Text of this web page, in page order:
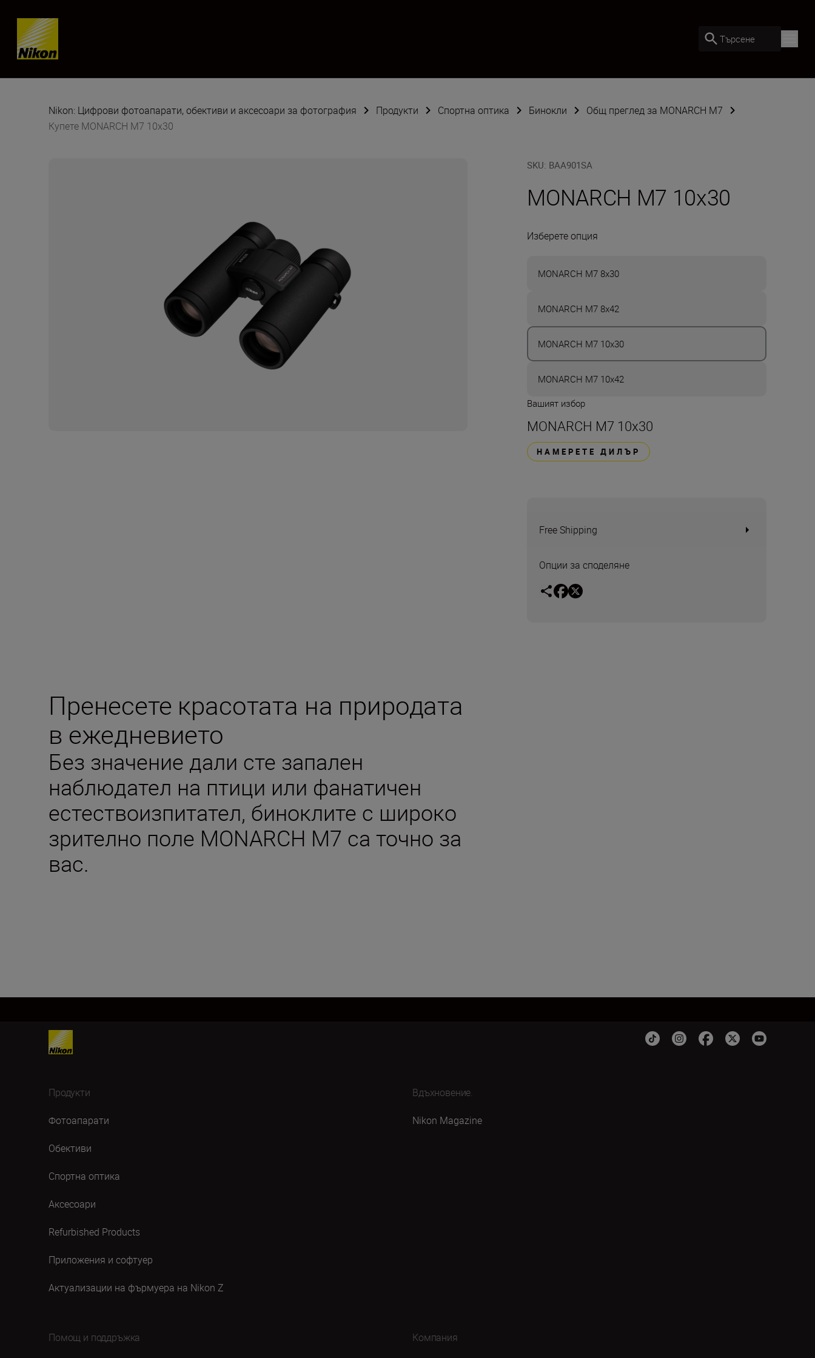
Skip content
Търсене
Nikon: Цифрови фотоапарати, обективи и аксесоари за фотография Продукти Спортна оптика Бинокли
Общ преглед за MONARCH M7
Купете MONARCH М7 10x30
SKU: BAA901SA
MONARCH М7 10x30
Изберете опция
MONARCH М7 8x30
MONARCH М7 8x42
MONARCH М7 10x30
MONARCH М7 10x42
Вашият избор
MONARCH М7 10x30
НАМЕРЕТЕ ДИЛЪР
Free Shipping
Опции за споделяне
Пренесете красотата на природата
в ежедневието
Без значение дали сте запален
наблюдател на птици или фанатичен
естествоизпитател, биноклите с широко
зрително поле MONARCH M7 са точно за
вас.
Продукти
Фотоапарати
Обективи
Спортна оптика
Аксесоари
Refurbished Products
Приложения и софтуер
Актуализации на фърмуера на Nikon Z
Вдъхновение.
Nikon Magazine
Помощ и поддръжка Компания